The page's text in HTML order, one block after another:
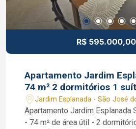
R$
Apartamento Jardim
74 m² 2 dormitórios 1
garagem coberta
Jardim Esplanada - São José
Apartamento Jardim Esplanada
- 74 m² de área útil - 2 dormitórios sendo 1 suíte